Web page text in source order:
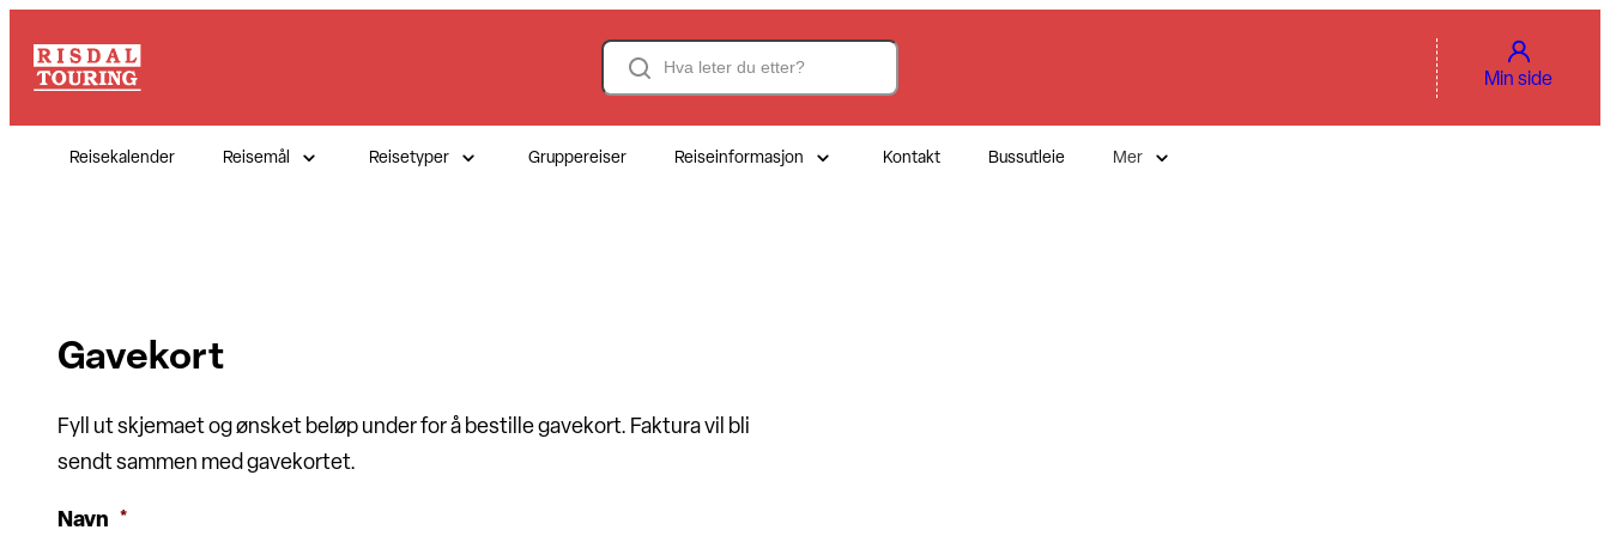
innhold
Search
Min side
Reisekalender Reisemål Reisetyper Gruppereiser Reiseinformasjon Kontakt Bussutleie Mer
Gavekort
Fyll ut skjemaet og ønsket beløp under for å bestille gavekort. Faktura vil bli
sendt sammen med gavekortet.
Navn *